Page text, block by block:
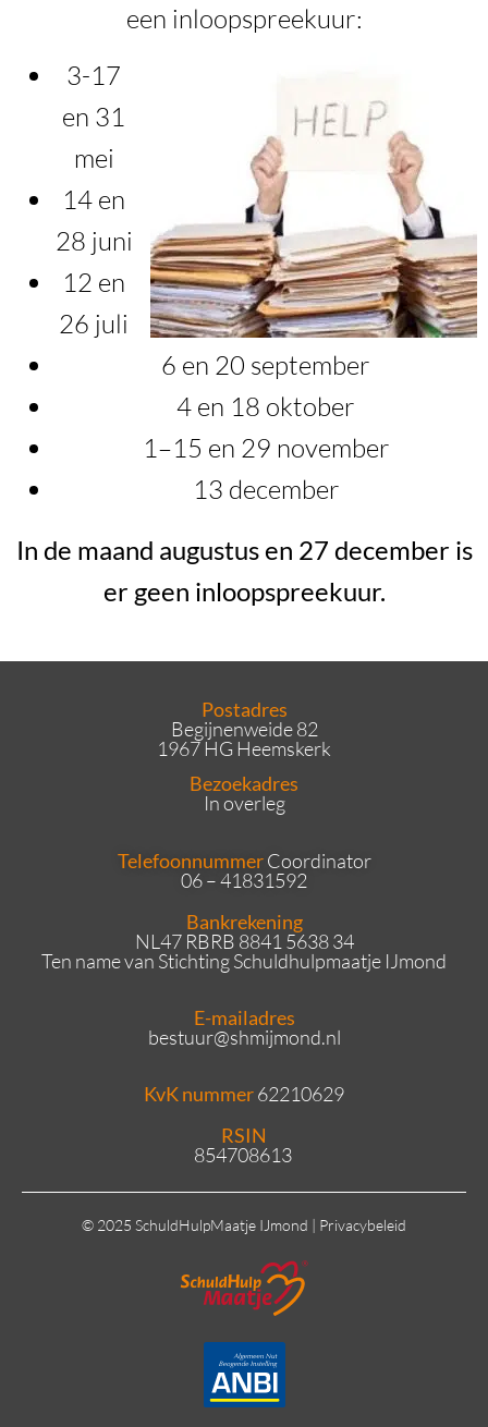
een inloopspreekuur:
3-17
en 31
mei
14 en
28 juni
12 en
26 juli
6 en 20 september
4 en 18 oktober
1–15 en 29 november
13 december
In de maand augustus en 27 december is
er geen inloopspreekuur.
Postadres
Begijnenweide 82
1967 HG Heemskerk
Bezoekadres
In overleg
TelefoonnummerCoordinator
06 – 41831592
Bankrekening
NL47 RBRB 8841 5638 34
Ten name van Stichting Schuldhulpmaatje IJmond
E-mailadres
bestuur@shmijmond.nl
KvK nummer62210629
RSIN
854708613
© 2025 SchuldHulpMaatje IJmond | Privacybeleid